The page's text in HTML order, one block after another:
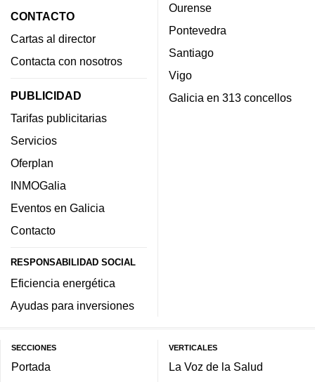
CONTACTO
Cartas al director
Contacta con nosotros
PUBLICIDAD
Tarifas publicitarias
Servicios
Oferplan
INMOGalia
Eventos en Galicia
Contacto
RESPONSABILIDAD SOCIAL
Eficiencia energética
Ayudas para inversiones
Ourense
Pontevedra
Santiago
Vigo
Galicia en 313 concellos
SECCIONES
Portada
VERTICALES
La Voz de la Salud